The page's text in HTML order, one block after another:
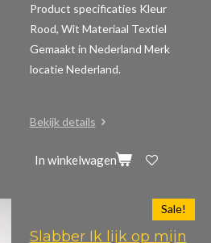
Product specificaties Kleur
Rood, Wit Materiaal Textiel
Gemaakt in Nederland Merk
locatie Nederland.
Bekijk details
In winkelwagen
Sale!
Slabber Ik lijk op mijn